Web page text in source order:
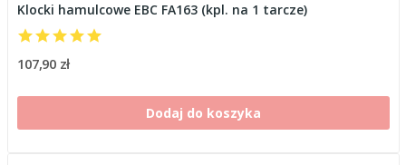
Klocki hamulcowe EBC FA163 (kpl. na 1 tarcze)
107,90 zł
Dodaj do koszyka